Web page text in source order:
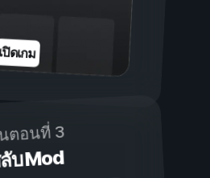
ปิดเกม
ตอนที่ 3
บ Mod